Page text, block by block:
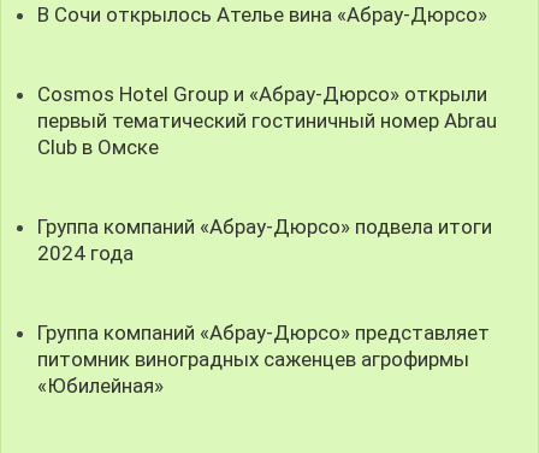
В Сочи открылось Ателье вина «Абрау-Дюрсо»
Cosmos Hotel Group и «Абрау-Дюрсо» открыли
первый тематический гостиничный номер Abrau
Club в Омске
Группа компаний «Абрау-Дюрсо» подвела итоги
2024 года
Группа компаний «Абрау-Дюрсо» представляет
питомник виноградных саженцев агрофирмы
«Юбилейная»